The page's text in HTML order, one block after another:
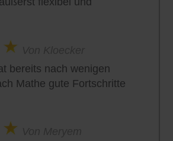
bereits nach wenigen
Mathe gute Fortschritte